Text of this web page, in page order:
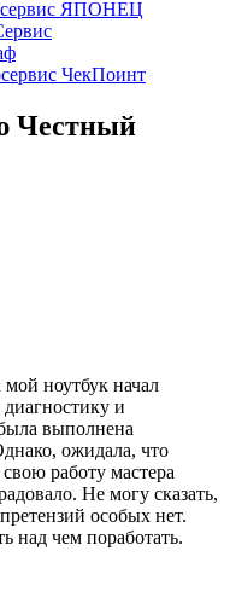
ЯПОНЕЦ
ЧекПоинт
Честный
ноутбук начал
и
выполнена
ожидала, что
работу мастера
Не могу сказать,
особых нет.
над чем поработать.